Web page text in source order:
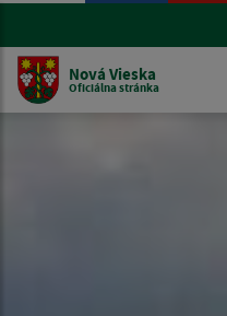
Nová Vieska
Oficiálna stránka